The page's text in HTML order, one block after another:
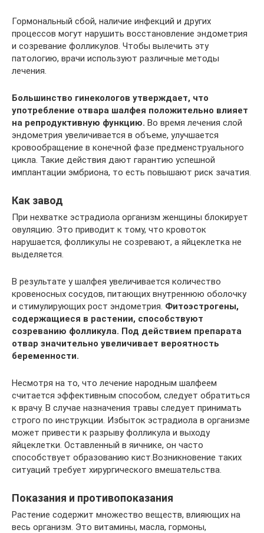
Гормональный сбой, наличие инфекций и других
процессов могут нарушить восстановление эндометрия
и созревание фолликулов. Чтобы вылечить эту
патологию, врачи используют различные методы
лечения.
Большинство гинекологов утверждает, что
употребление отвара шалфея положительно влияет
на репродуктивную функцию. Во время лечения слой
эндометрия увеличивается в объеме, улучшается
кровообращение в конечной фазе предменструального
цикла. Такие действия дают гарантию успешной
имплантации эмбриона, то есть повышают риск зачатия.
Как завод
При нехватке эстрадиола организм женщины блокирует
овуляцию. Это приводит к тому, что кровоток
нарушается, фолликулы не созревают, а яйцеклетка не
выделяется.
В результате у шалфея увеличивается количество
кровеносных сосудов, питающих внутреннюю оболочку
и стимулирующих рост эндометрия. Фитоэстрогены,
содержащиеся в растении, способствуют
созреванию фолликула. Под действием препарата
отвар значительно увеличивает вероятность
беременности.
Несмотря на то, что лечение народным шалфеем
считается эффективным способом, следует обратиться
к врачу. В случае назначения травы следует принимать
строго по инструкции. Избыток эстрадиола в организме
может привести к разрыву фолликула и выходу
яйцеклетки. Оставленный в яичнике, он часто
способствует образованию кист.Возникновение таких
ситуаций требует хирургического вмешательства.
Показания и противопоказания
Растение содержит множество веществ, влияющих на
весь организм. Это витамины, масла, гормоны,